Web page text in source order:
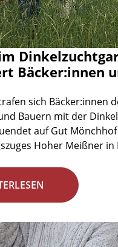
Bäcker:innen
sich Bäcker:innen
Bauern mit der
auf Gut
Hoher Meißner in